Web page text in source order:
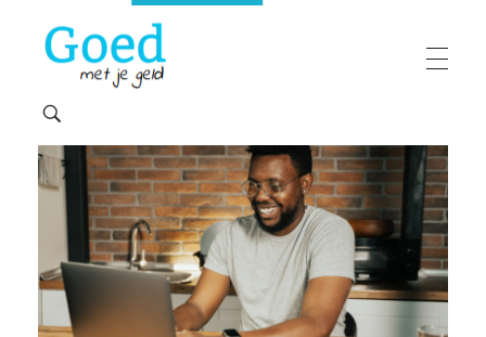
maakt 'moeilijke' financiën makkelijk